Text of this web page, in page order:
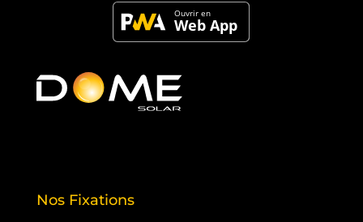
Nos Fixations